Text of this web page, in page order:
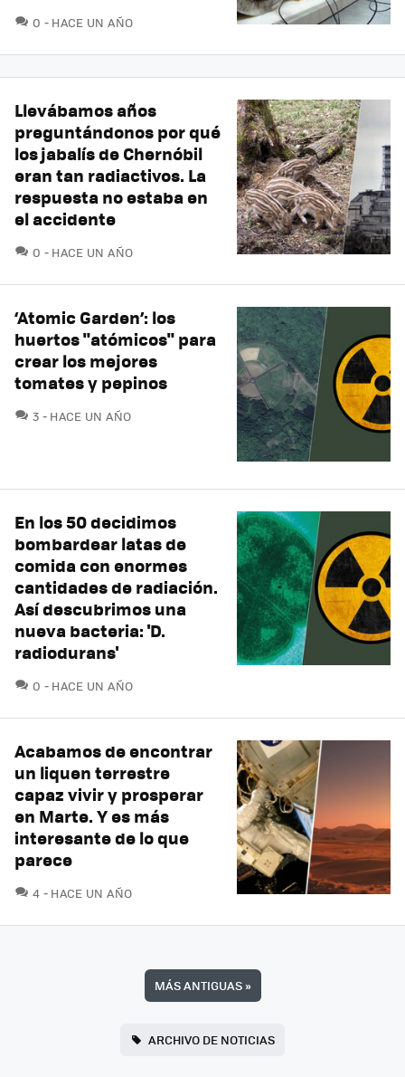
0 COMENTARIOS
HACE UN AÑO
Llevábamos años
preguntándonos por qué
los jabalís de Chernóbil
eran tan radiactivos. La
respuesta no estaba en
el accidente
0 COMENTARIOS
HACE UN AÑO
‘Atomic Garden’: los
huertos "atómicos" para
crear los mejores
tomates y pepinos
3 COMENTARIOS
HACE UN AÑO
En los 50 decidimos
bombardear latas de
comida con enormes
cantidades de radiación.
Así descubrimos una
nueva bacteria: 'D.
radiodurans'
0 COMENTARIOS
HACE UN AÑO
Acabamos de encontrar
un liquen terrestre
capaz vivir y prosperar
en Marte. Y es más
interesante de lo que
parece
4 COMENTARIOS
HACE UN AÑO
MÁS ANTIGUAS»
ARCHIVO DE NOTICIAS